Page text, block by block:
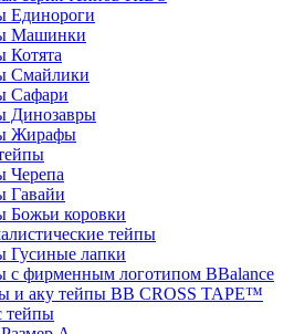
Единороги
Машинки
Котята
Смайлики
Сафари
Динозавры
Жирафы
Черепа
Гавайи
Божьи коровки
тейпы
Гусиные лапки
с фирменным логотипом BBalance
и аку тейпы BB CROSS TAPE™
тейпы